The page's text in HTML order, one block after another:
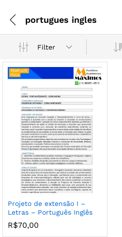
portugues ingles
Filter
Projeto de extensão I –
Letras – Português Inglês
R$70,00